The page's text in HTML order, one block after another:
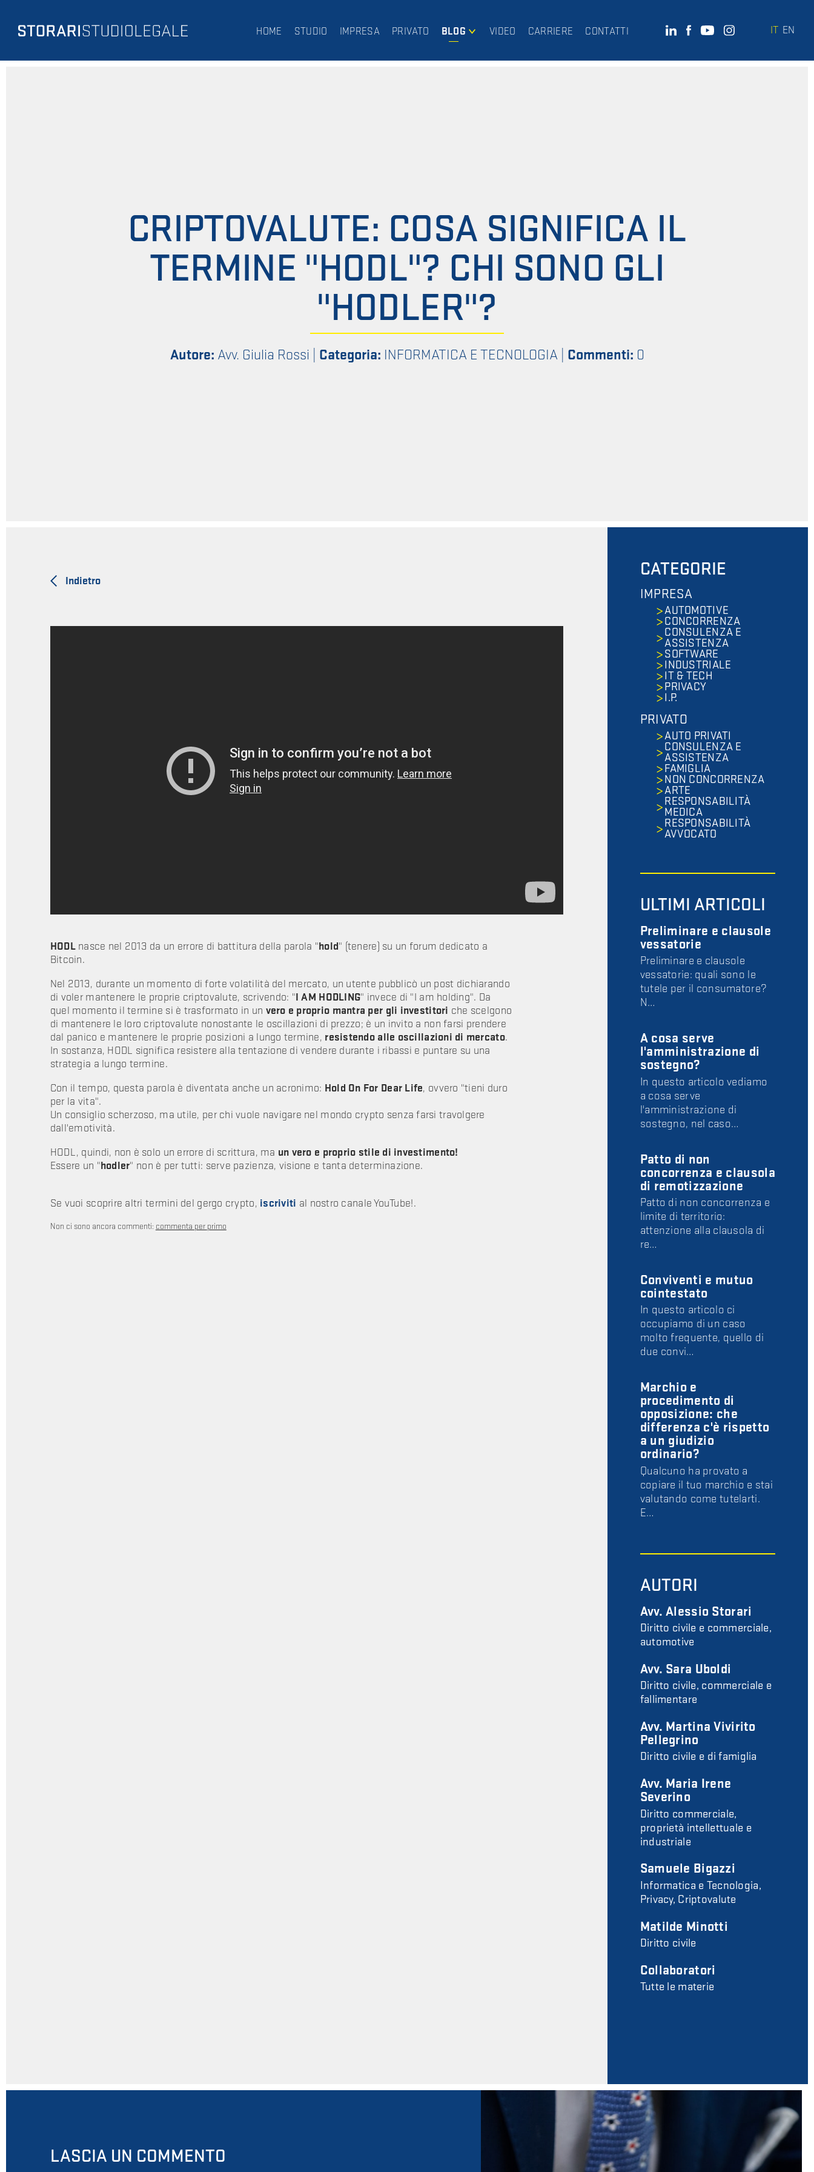
HOME STUDIO IMPRESA PRIVATO BLOG
IMPRESA
VIDEO CARRIERE CONTATTI IT EN
CRIPTOVALUTE: COSA SIGNIFICA IL
TERMINE "HODL"? CHI SONO GLI
"HODLER"?
Autore: Avv. Giulia Rossi Categoria: INFORMATICA E TECNOLOGIA Commenti: 0
Indietro
HODL nasce nel 2013 da un errore di battitura della parola "hold" (tenere) su un forum dedicato a
Bitcoin.
Nel 2013, durante un momento di forte volatilità del mercato, un utente pubblicò un post dichiarando
di voler mantenere le proprie criptovalute, scrivendo: "I AM HODLING" invece di "I am holding". Da
quel momento il termine si è trasformato in un vero e proprio mantra per gli investitori che scelgono
di mantenere le loro criptovalute nonostante le oscillazioni di prezzo; è un invito a non farsi prendere
dal panico e mantenere le proprie posizioni a lungo termine, resistendo alle oscillazioni di mercato.
In sostanza, HODL significa resistere alla tentazione di vendere durante i ribassi e puntare su una
strategia a lungo termine.
Con il tempo, questa parola è diventata anche un acronimo: Hold On For Dear Life, ovvero "tieni duro
per la vita".
Un consiglio scherzoso, ma utile, per chi vuole navigare nel mondo crypto senza farsi travolgere
dall'emotività.
HODL, quindi, non è solo un errore di scrittura, ma un vero e proprio stile di investimento!
Essere un "hodler" non è per tutti: serve pazienza, visione e tanta determinazione.
Se vuoi scoprire altri termini del gergo crypto, iscriviti al nostro canale YouTube!.
Non ci sono ancora commenti: commenta per primo
CATEGORIE
IMPRESA
AUTOMOTIVE
CONCORRENZA
CONSULENZA E
ASSISTENZA
SOFTWARE
INDUSTRIALE
IT & TECH
PRIVACY
I.P.
PRIVATO
AUTO PRIVATI
CONSULENZA E
ASSISTENZA
FAMIGLIA
NON CONCORRENZA
ARTE
RESPONSABILITÀ
MEDICA
RESPONSABILITÀ
AVVOCATO
ULTIMI ARTICOLI
Preliminare e clausole
vessatorie
Preliminare e clausole
vessatorie: quali sono le
tutele per il consumatore?
N…
A cosa serve
l'amministrazione di
sostegno?
In questo articolo vediamo
a cosa serve
l'amministrazione di
sostegno, nel caso…
Patto di non
concorrenza e clausola
di remotizzazione
Patto di non concorrenza e
limite di territorio:
attenzione alla clausola di
re…
Conviventi e mutuo
cointestato
In questo articolo ci
occupiamo di un caso
molto frequente, quello di
due convi…
Marchio e
procedimento di
opposizione: che
differenza c'è rispetto
a un giudizio
ordinario?
Qualcuno ha provato a
copiare il tuo marchio e stai
valutando come tutelarti.
E…
AUTORI
Avv. Alessio Storari
Diritto civile e commerciale,
automotive
Avv. Sara Uboldi
Diritto civile, commerciale e
fallimentare
Avv. Martina Vivirito
Pellegrino
Diritto civile e di famiglia
Avv. Maria Irene
Severino
Diritto commerciale,
proprietà intellettuale e
industriale
Samuele Bigazzi
Informatica e Tecnologia,
Privacy, Criptovalute
Matilde Minotti
Diritto civile
Collaboratori
Tutte le materie
LASCIA UN COMMENTO